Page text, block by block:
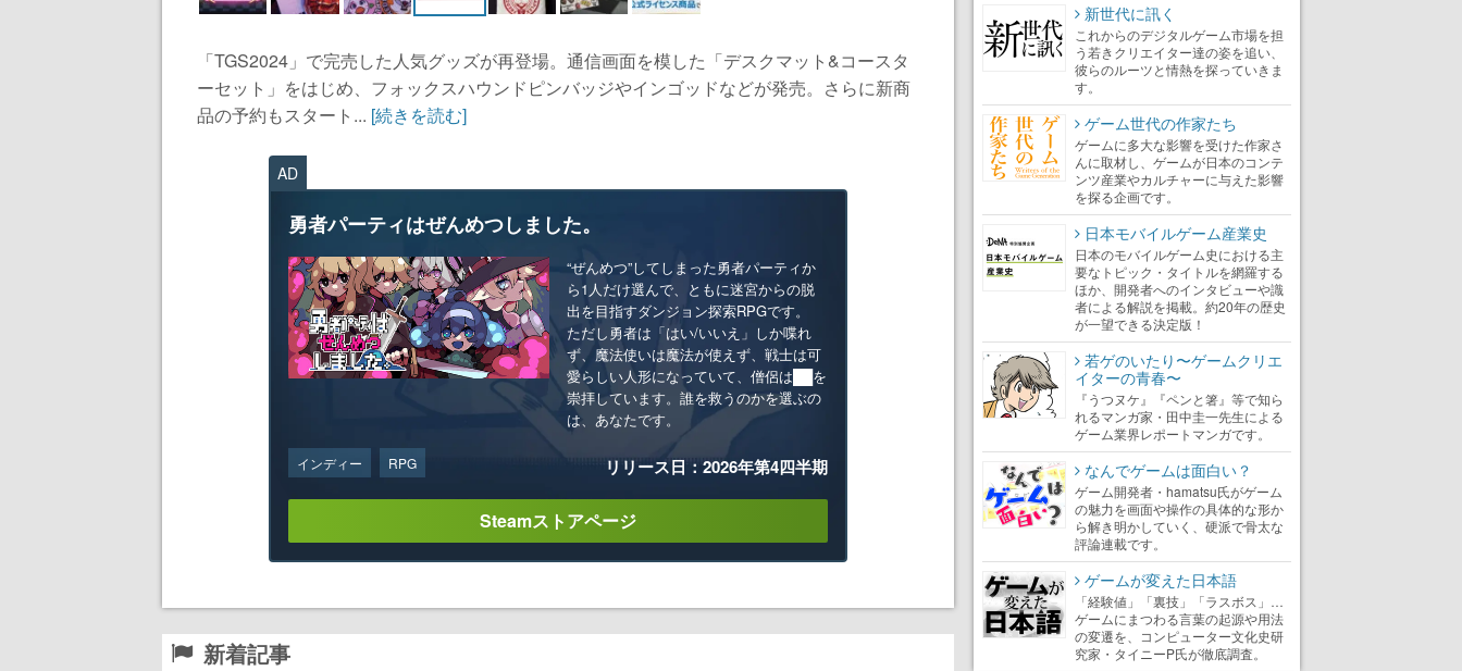
「TGS2024」で完売した人気グッズが再登場。通信画面を模した「デスクマット&コースタ
ーセット」をはじめ、フォックスハウンドピンバッジやインゴッドなどが発売。さらに新商
品の予約もスタート... [続きを読む]
AD
勇者パーティはぜんめつしました。
“ぜんめつ”してしまった勇者パーティか
ら1人だけ選んで、ともに迷宮からの脱
出を目指すダンジョン探索RPGです。
ただし勇者は「はい/いいえ」しか喋れ
ず、魔法使いは魔法が使えず、戦士は可
愛らしい人形になっていて、僧侶は██を
崇拝しています。誰を救うのかを選ぶの
は、あなたです。
インディー RPG リリース日：2026年第4四半期
Steamストアページ
新着記事
新世代に訊く
これからのデジタルゲーム市場を担
う若きクリエイター達の姿を追い、
彼らのルーツと情熱を探っていきま
す。
ゲーム世代の作家たち
ゲームに多大な影響を受けた作家さ
んに取材し、ゲームが日本のコンテ
ンツ産業やカルチャーに与えた影響
を探る企画です。
日本モバイルゲーム産業史
日本のモバイルゲーム史における主
要なトピック・タイトルを網羅する
ほか、開発者へのインタビューや識
者による解説を掲載。約20年の歴史
が一望できる決定版！
若ゲのいたり〜ゲームクリエ
イターの青春〜
『うつヌケ』『ペンと箸』等で知ら
れるマンガ家・田中圭一先生による
ゲーム業界レポートマンガです。
なんでゲームは面白い？
ゲーム開発者・hamatsu氏がゲーム
の魅力を画面や操作の具体的な形か
ら解き明かしていく、硬派で骨太な
評論連載です。
ゲームが変えた日本語
「経験値」「裏技」「ラスボス」…
ゲームにまつわる言葉の起源や用法
の変遷を、コンピューター文化史研
究家・タイニーP氏が徹底調査。